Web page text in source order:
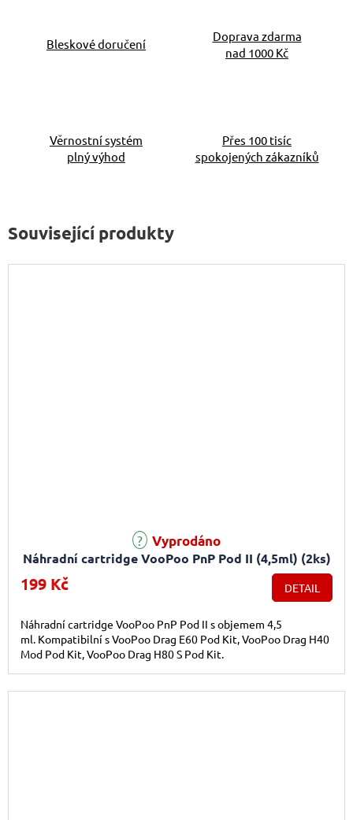
Bleskové doručení
Doprava zdarma
nad 1000 Kč
Věrnostní systém
plný výhod
Přes 100 tisíc
spokojených zákazníků
Související produkty
Náhradní cartridge VooPoo PnP Pod II (4,5ml) (2ks)
Vyprodáno
199 Kč DETAIL
Náhradní cartridge VooPoo PnP Pod II s objemem 4,5
ml. Kompatibilní s VooPoo Drag E60 Pod Kit, VooPoo Drag H40
Mod Pod Kit, VooPoo Drag H80 S Pod Kit.